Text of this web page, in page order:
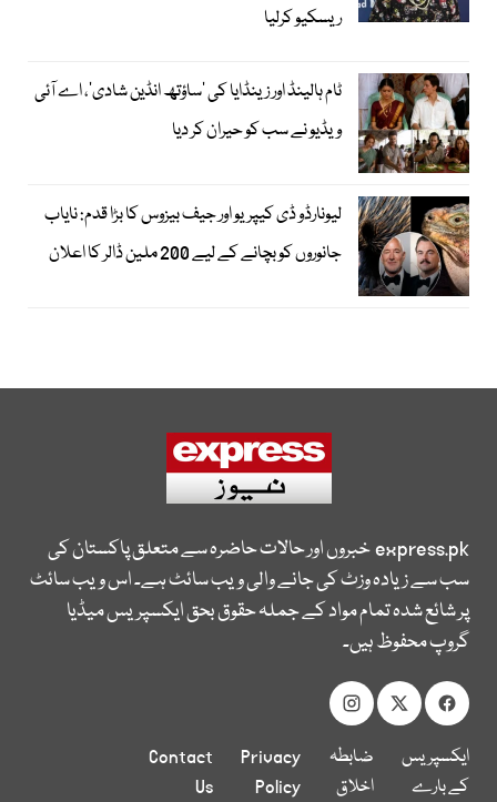
ریسکیو کرلیا
ٹام ہالینڈ اور زینڈایا کی ’ساؤتھ انڈین شادی‘، اے آئی
ویڈیو نے سب کو حیران کر دیا
لیونارڈو ڈی کیپریو اور جیف بیزوس کا بڑا قدم: نایاب
جانوروں کو بچانے کے لیے 200 ملین ڈالر کا اعلان
express.pkخبروں اور حالات حاضرہ سے متعلق پاکستان کی
سب سے زیادہ وزٹ کی جانے والی ویب سائٹ ہے۔ اس ویب سائٹ
پر شائع شدہ تمام مواد کے جملہ حقوق بحق ایکسپریس میڈیا
گروپ محفوظ ہیں۔
ایکسپریس
کے بارے
ضابطہ
اخلاق
Privacy
Policy
Contact
Us